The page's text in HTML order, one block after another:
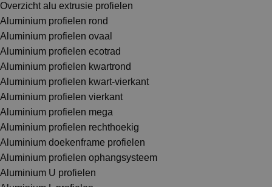
Overzicht alu extrusie profielen
Aluminium profielen rond
Aluminium profielen ovaal
Aluminium profielen ecotrad
Aluminium profielen kwartrond
Aluminium profielen kwart-vierkant
Aluminium profielen vierkant
Aluminium profielen mega
Aluminium profielen rechthoekig
Aluminium doekenframe profielen
Aluminium profielen ophangsysteem
Aluminium U profielen